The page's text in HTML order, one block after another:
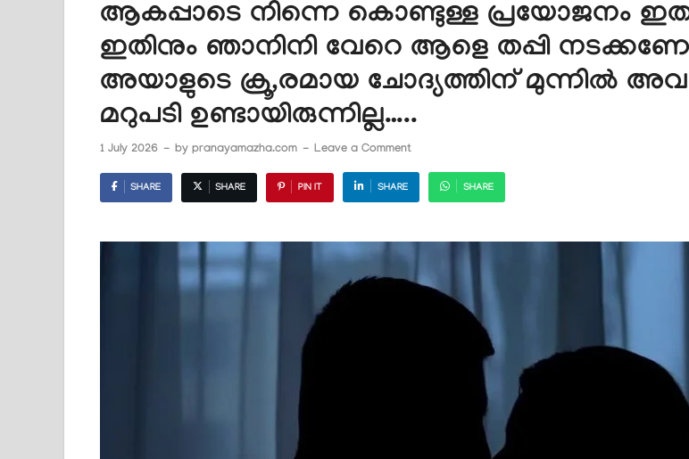
ആകപ്പാടെ നിന്നെ കൊണ്ടുള്ള പ്രയോജനം
ഇതിനും ഞാനിനി വേറെ ആളെ തപ്പി
അയാളുടെ ക്രൂ,രമായ ചോദ്യത്തിന് മുന്നിൽ
മറുപടി ഉണ്ടായിരുന്നില്ല…..
1 July 2026 - by pranayamazha.com - Leave a Comment
SHARE SHARE PIN IT SHARE SHARE